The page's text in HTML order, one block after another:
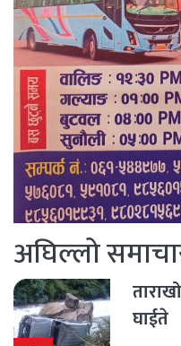
अघिल्लो
घाईते